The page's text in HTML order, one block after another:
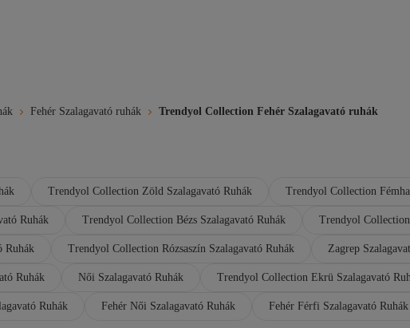
Fehér Szalagavató ruhák Trendyol Collection Fehér Szalagavató ruhák
Trendyol Collection Zöld Szalagavató Ruhák Trendyol Collection
Ruhák Trendyol Collection Bézs Szalagavató Ruhák Trendyol Collection
Ruhák Trendyol Collection Rózsaszín Szalagavató Ruhák Zagrep
Ruhák Női Szalagavató Ruhák Trendyol Collection Ekrü Szalagavató
Ruhák Fehér Női Szalagavató Ruhák Fehér Férfi Szalagavató Ruhák